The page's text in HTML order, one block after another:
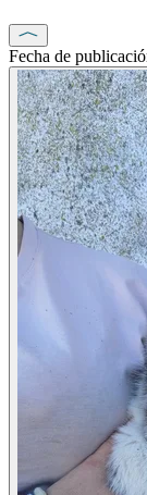
Fecha de